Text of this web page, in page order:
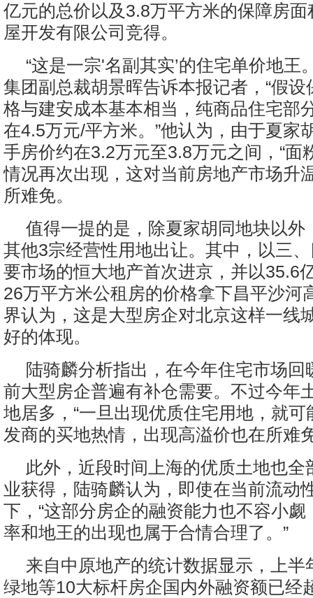
亿元的总价以及3.8万平方米的保障房
屋开发有限公司竞得。
“这是一宗'名副其实’的住宅单价地王
集团副总裁胡景晖告诉本报记者，“假
格与建安成本基本相当，纯商品住宅部
在4.5万元/平方米。”他认为，由于夏家
手房价约在3.2万元至3.8万元之间，“面
情况再次出现，这对当前房地产市场升
所难免。
值得一提的是，除夏家胡同地块以外
其他3宗经营性用地出让。其中，以三
要市场的恒大地产首次进京，并以35.6
26万平方米公租房的价格拿下昌平沙河
界认为，这是大型房企对北京这样一线
好的体现。
陆骑麟分析指出，在今年住宅市场回
前大型房企普遍有补仓需要。不过今年
地居多，“一旦出现优质住宅用地，就
发商的买地热情，出现高溢价也在所难
此外，近段时间上海的优质土地也全
业获得，陆骑麟认为，即使在当前流动
下，“这部分房企的融资能力也不容小
率和地王的出现也属于合情合理了。”
来自中原地产的统计数据显示，上半
绿地等10大标杆房企国内外融资额已经